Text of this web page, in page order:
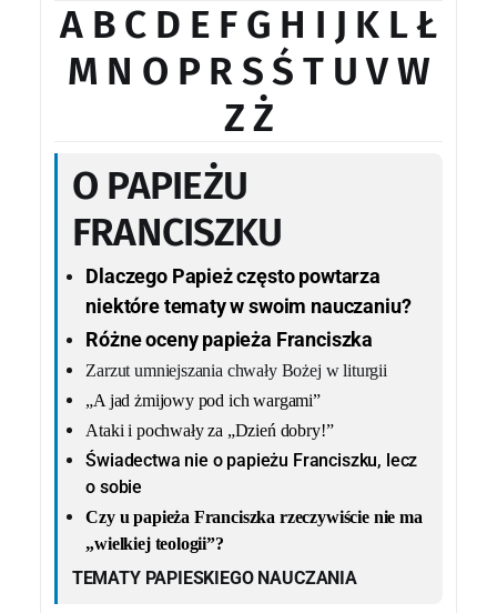
A B C D E F G H I J K L Ł
M N O P R S Ś T U V W
Z Ż
O PAPIEŻU
FRANCISZKU
Dlaczego Papież często powtarza
niektóre tematy w swoim nauczaniu?
Różne oceny papieża Franciszka
Zarzut umniejszania chwały Bożej w liturgii
„A jad żmijowy pod ich wargami”
Ataki i pochwały za „Dzień dobry!”
Świadectwa nie o papieżu Franciszku, lecz
o sobie
Czy u papieża Franciszka rzeczywiście nie ma
„wielkiej teologii”?
TEMATY PAPIESKIEGO NAUCZANIA